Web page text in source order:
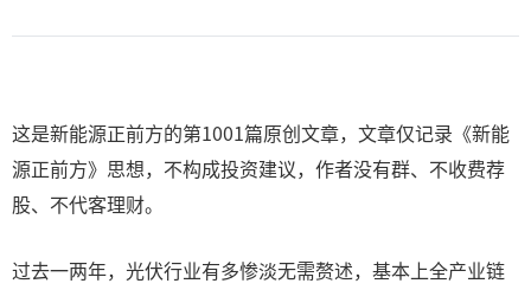
这是新能源正前方的第1001篇原创文章，文章仅记录《新能
源正前方》思想，不构成投资建议，作者没有群、不收费荐
股、不代客理财。
过去一两年，光伏行业有多惨淡无需赘述，基本上全产业链